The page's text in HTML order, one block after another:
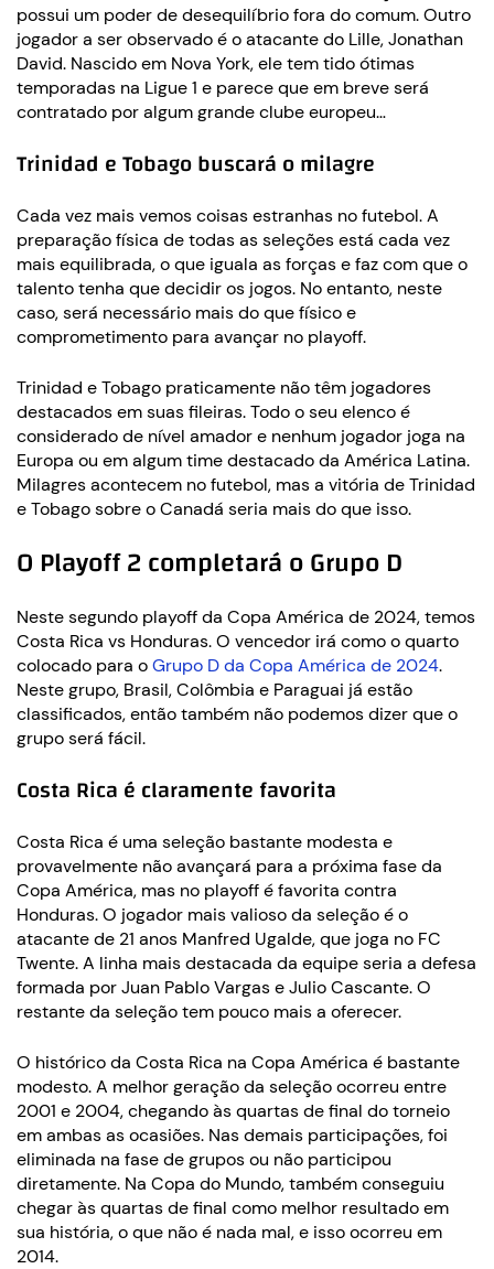
possui um poder de desequilíbrio fora do comum. Outro
jogador a ser observado é o atacante do Lille, Jonathan
David. Nascido em Nova York, ele tem tido ótimas
temporadas na Ligue 1 e parece que em breve será
contratado por algum grande clube europeu…
Trinidad e Tobago buscará o milagre
Cada vez mais vemos coisas estranhas no futebol. A
preparação física de todas as seleções está cada vez
mais equilibrada, o que iguala as forças e faz com que o
talento tenha que decidir os jogos. No entanto, neste
caso, será necessário mais do que físico e
comprometimento para avançar no playoff.
Trinidad e Tobago praticamente não têm jogadores
destacados em suas fileiras. Todo o seu elenco é
considerado de nível amador e nenhum jogador joga na
Europa ou em algum time destacado da América Latina.
Milagres acontecem no futebol, mas a vitória de Trinidad
e Tobago sobre o Canadá seria mais do que isso.
O Playoff 2 completará o Grupo D
Neste segundo playoff da Copa América de 2024, temos
Costa Rica vs Honduras. O vencedor irá como o quarto
colocado para oGrupo D da Copa América de 2024.
Neste grupo, Brasil, Colômbia e Paraguai já estão
classificados, então também não podemos dizer que o
grupo será fácil.
Costa Rica é claramente favorita
Costa Rica é uma seleção bastante modesta e
provavelmente não avançará para a próxima fase da
Copa América, mas no playoff é favorita contra
Honduras. O jogador mais valioso da seleção é o
atacante de 21 anos Manfred Ugalde, que joga no FC
Twente. A linha mais destacada da equipe seria a defesa
formada por Juan Pablo Vargas e Julio Cascante. O
restante da seleção tem pouco mais a oferecer.
O histórico da Costa Rica na Copa América é bastante
modesto. A melhor geração da seleção ocorreu entre
2001 e 2004, chegando às quartas de final do torneio
em ambas as ocasiões. Nas demais participações, foi
eliminada na fase de grupos ou não participou
diretamente. Na Copa do Mundo, também conseguiu
chegar às quartas de final como melhor resultado em
sua história, o que não é nada mal, e isso ocorreu em
2014.